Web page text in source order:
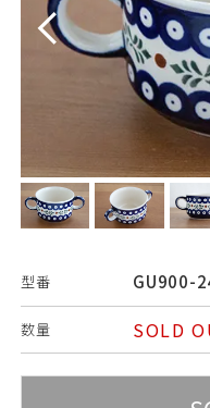
型番 GU900-
数量 SOLD